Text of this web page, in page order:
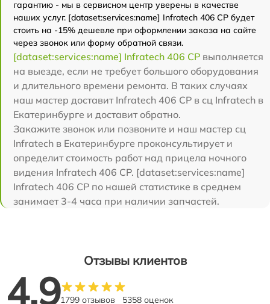
гарантию - мы в сервисном центр уверены в качестве
наших услуг. [dataset:services:name] Infratech 406 СР будет
стоить на -15% дешевле при оформлении заказа на сайте
через звонок или форму обратной связи.
[dataset:services:name] Infratech 406 СР выполняется
на выезде, если не требует большого оборудования
и длительного времени ремонта. В таких случаях
наш мастер доставит Infratech 406 СР в сц Infratech в
Екатеринбурге и доставит обратно.
Закажите звонок или позвоните и наш мастер сц
Infratech в Екатеринбурге проконсультирует и
определит стоимость работ над прицела ночного
видения Infratech 406 СР. [dataset:services:name]
Infratech 406 СР по нашей статистике в среднем
занимает 3-4 часа при наличии запчастей.
Отзывы клиентов
4.91799 отзывов 5358 оценок